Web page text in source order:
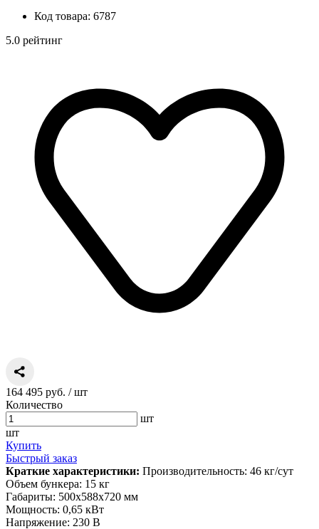
Код товара: 6787
5.0 рейтинг
164 495 руб. / шт
Количество
шт
шт
Купить
Быстрый заказ
Краткие характеристики: Производительность: 46 кг/сут
Объем бункера: 15 кг
Габариты: 500х588х720 мм
Мощность: 0,65 кВт
Напряжение: 230 В